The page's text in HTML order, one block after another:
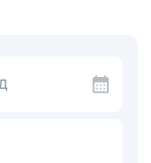
fi.
может
км. Расстояние
д вокзала - 7,1